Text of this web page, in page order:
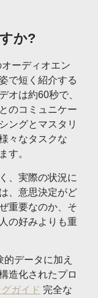
か?
ーディオエン
で短く紹介する
オは約60秒で、
のコミュニケー
ングとマスタリ
々なタスクな
す。
、実際の状況に
、意思決定がど
重要なのか、そ
の好みよりも重
的データに加え
造化されたプロ
ガイド 完全な